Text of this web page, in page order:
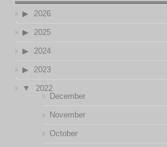
2026
2025
2024
2023
2022
December
November
October